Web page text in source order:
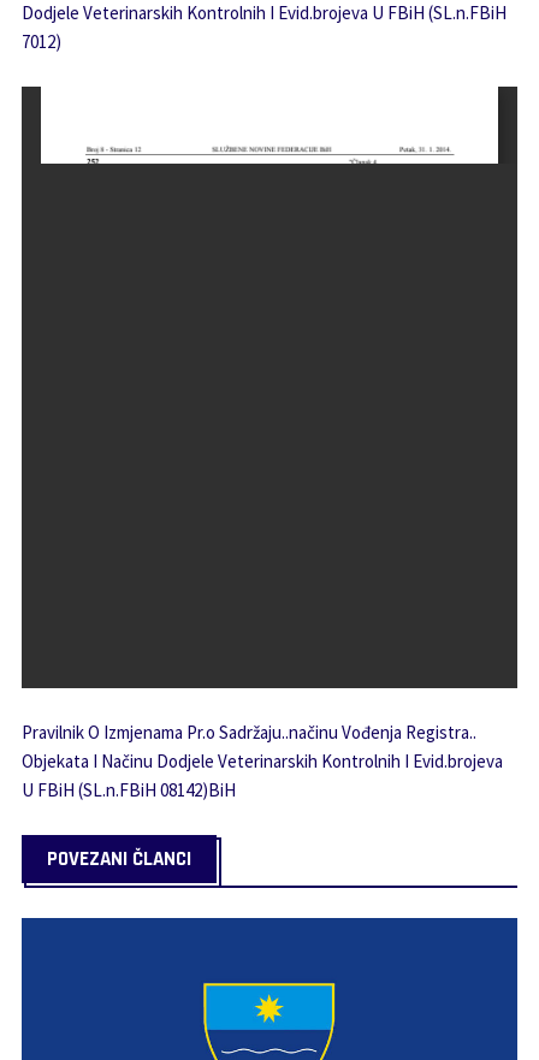
Dodjele Veterinarskih Kontrolnih I Evid.brojeva U FBiH (SL.n.FBiH
7012)
Pravilnik O Izmjenama Pr.o Sadržaju..načinu Vođenja Registra..
Objekata I Načinu Dodjele Veterinarskih Kontrolnih I Evid.brojeva
U FBiH (SL.n.FBiH 08142)BiH
POVEZANI ČLANCI